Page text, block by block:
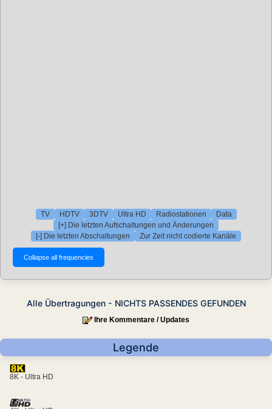
TV HDTV 3DTV Ultra HD Radiostationen
Data
[+] Die letzten Aufschaltungen und Änderungen
[-] Die letzten Abschaltungen
Zur Zeit nicht codierte Kanäle
Alle Übertragungen - NICHTS PASSENDES GEFUNDEN
Ihre Kommentare / Updates
Legende
8K - Ultra HD